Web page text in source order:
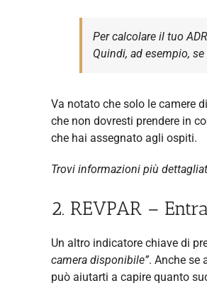
Per calcolare il tuo
Quindi, ad esempio,
Va notato che solo le camere
che non dovresti prendere in
che hai assegnato agli ospiti.
Trovi informazioni più
2. REVPAR –
Un altro indicatore chiave di
camera disponibile”. Anche se
può aiutarti a capire quanto